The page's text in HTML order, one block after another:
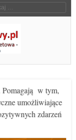
Pomagają w tym,
umożliwiające
zdarzeń